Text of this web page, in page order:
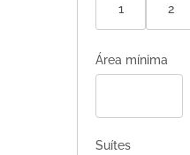
1 2
Área mínima
Suítes